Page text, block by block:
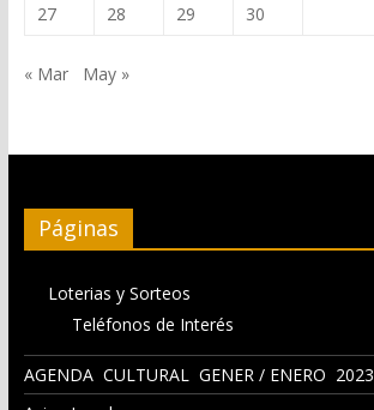
27
28 29 30
« Mar May »
Páginas
Loterias y Sorteos
Teléfonos de Interés
AGENDA CULTURAL GENER / ENERO 2023